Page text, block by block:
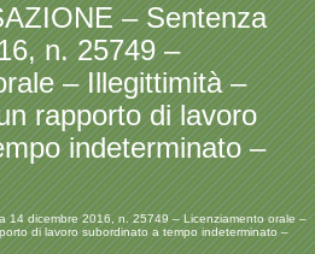
– Sentenza
n. 25749 –
– Illegittimità –
rapporto di lavoro
indeterminato –
14 dicembre 2016, n. 25749 – Licenziamento orale –
di lavoro subordinato a tempo indeterminato –